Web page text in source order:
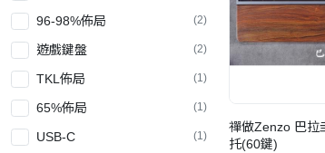
96-98%佈局 (2)
遊戲鍵盤 (2)
TKL佈局 (1)
65%佈局 (1)
USB-C (1)
禪做Zenzo 巴拉
托(60鍵)